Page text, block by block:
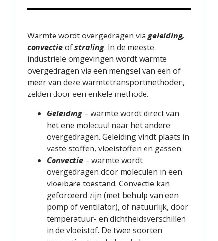
Warmte wordt overgedragen via geleiding,
convectieofstraling. In de meeste
industriële omgevingen wordt warmte
overgedragen via een mengsel van een of
meer van deze warmtetransportmethoden,
zelden door een enkele methode.
Geleiding– warmte wordt direct van
het ene molecuul naar het andere
overgedragen. Geleiding vindt plaats in
vaste stoffen, vloeistoffen en gassen.
Convectie – warmte wordt
overgedragen door moleculen in een
vloeibare toestand. Convectie kan
geforceerd zijn (met behulp van een
pomp of ventilator), of natuurlijk, door
temperatuur- en dichtheidsverschillen
in de vloeistof. De twee soorten